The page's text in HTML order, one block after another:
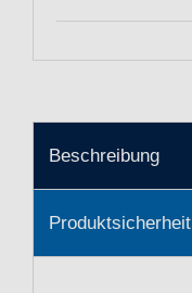
Beschreibung
Produktsicherheit